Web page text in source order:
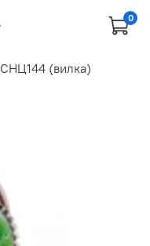
0
СНЦ144 (вилка)